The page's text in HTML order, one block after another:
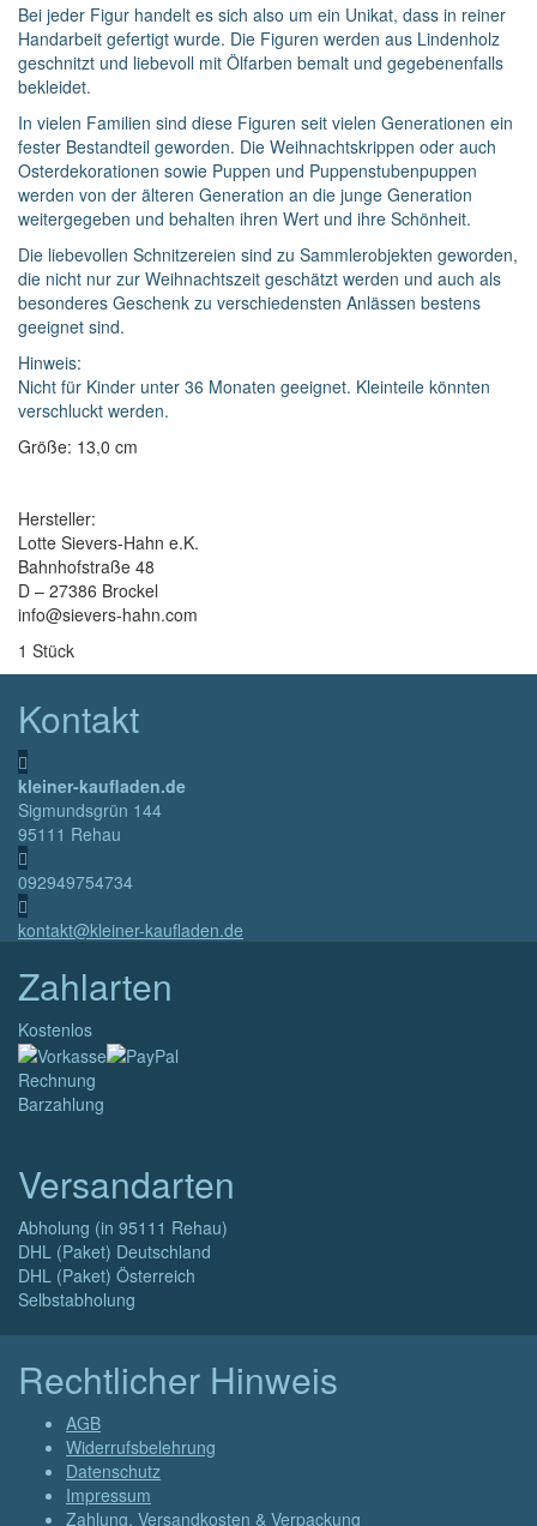
Bei jeder Figur handelt es sich also um ein Unikat, dass in reiner
Handarbeit gefertigt wurde. Die Figuren werden aus Lindenholz
geschnitzt und liebevoll mit Ölfarben bemalt und gegebenenfalls
bekleidet.
In vielen Familien sind diese Figuren seit vielen Generationen ein
fester Bestandteil geworden. Die Weihnachtskrippen oder auch
Osterdekorationen sowie Puppen und Puppenstubenpuppen
werden von der älteren Generation an die junge Generation
weitergegeben und behalten ihren Wert und ihre Schönheit.
Die liebevollen Schnitzereien sind zu Sammlerobjekten geworden,
die nicht nur zur Weihnachtszeit geschätzt werden und auch als
besonderes Geschenk zu verschiedensten Anlässen bestens
geeignet sind.
Hinweis:
Nicht für Kinder unter 36 Monaten geeignet. Kleinteile könnten
verschluckt werden.
Größe: 13,0 cm
Hersteller:
Lotte Sievers-Hahn e.K.
Bahnhofstraße 48
D – 27386 Brockel
info@sievers-hahn.com
1 Stück
Kontakt
kleiner-kaufladen.de
Sigmundsgrün 144
95111 Rehau
092949754734
kontakt@kleiner-kaufladen.de
Zahlarten
Kostenlos
Rechnung
Barzahlung
Versandarten
Abholung (in 95111 Rehau)
DHL (Paket) Deutschland
DHL (Paket) Österreich
Selbstabholung
Rechtlicher Hinweis
AGB
Widerrufsbelehrung
Datenschutz
Impressum
Zahlung, Versandkosten & Verpackung
Widerruf bestätigen